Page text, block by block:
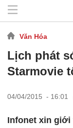
Văn Hóa
Lịch phát
Starmovie
04/04/2015 - 16:01
Infonet xin giới